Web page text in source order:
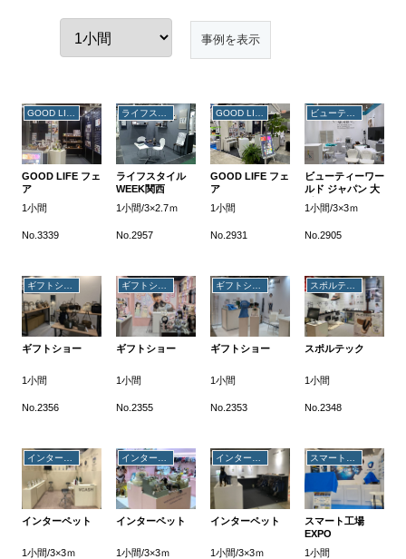
GOOD LIFE フェ
ア
1小間
No.3339
ライフスタイル
WEEK関西
1小間/3×2.7ｍ
No.2957
GOOD LIFE フェ
ア
1小間
No.2931
ビューティーワー
ルド ジャパン 大
1小間/3×3ｍ
No.2905
ギフトショー
1小間
No.2356
ギフトショー
1小間
No.2355
ギフトショー
1小間
No.2353
スポルテック
1小間
No.2348
インターペット
1小間/3×3ｍ
インターペット
1小間/3×3ｍ
インターペット
1小間/3×3ｍ
スマート工場
EXPO
1小間